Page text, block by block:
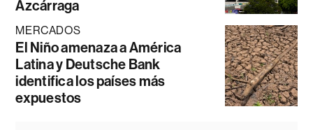
Azcárraga
MERCADOS
El Niño amenaza a América
Latina y Deutsche Bank
identifica los países más
expuestos